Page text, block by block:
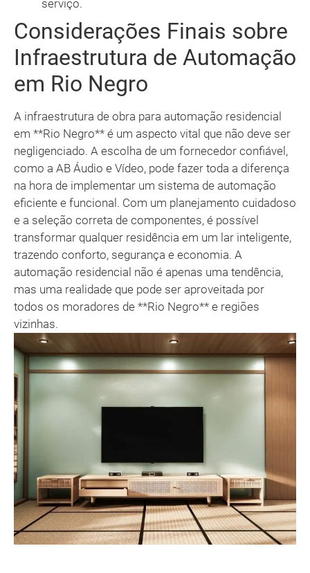
serviço.
Considerações Finais sobre
Infraestrutura de Automação
em Rio Negro
A infraestrutura de obra para automação residencial
em **Rio Negro** é um aspecto vital que não deve ser
negligenciado. A escolha de um fornecedor confiável,
como a AB Áudio e Vídeo, pode fazer toda a diferença
na hora de implementar um sistema de automação
eficiente e funcional. Com um planejamento cuidadoso
e a seleção correta de componentes, é possível
transformar qualquer residência em um lar inteligente,
trazendo conforto, segurança e economia. A
automação residencial não é apenas uma tendência,
mas uma realidade que pode ser aproveitada por
todos os moradores de **Rio Negro** e regiões
vizinhas.